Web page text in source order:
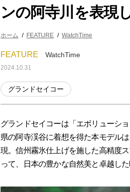
ンの阿寺川を表現
ホーム FEATURE WatchTime
FEATURE WatchTime
2024.10.31
グランドセイコー
グランドセイコーは「エボリューシ
県の阿寺渓谷に着想を得た本モデル
現。信州霧氷仕上げを施した高精度
って、日本の豊かな自然美と卓越し